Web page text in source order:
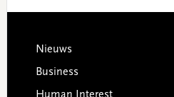
Footer
Nieuws
Business
Human Interest